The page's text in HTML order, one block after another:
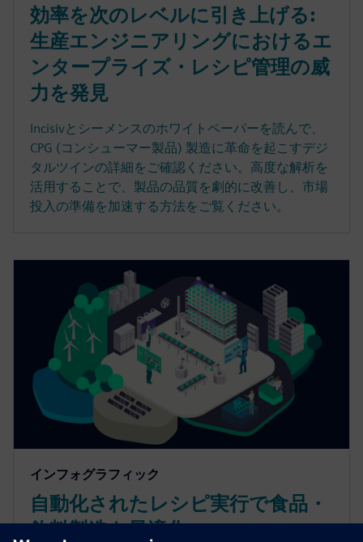
効率を次のレベルに引き上げる:
生産エンジニアリングにおけるエ
ンタープライズ・レシピ管理の威
力を発見
Incisivとシーメンスのホワイトペーパーを読んで、
CPG (コンシューマー製品) 製造に革命を起こすデジ
タルツインの詳細をご確認ください。高度な解析を
活用することで、製品の品質を劇的に改善し、市場
投入の準備を加速する方法をご覧ください。
インフォグラフィック
自動化されたレシピ実行で食品・
飲料製造を最適化